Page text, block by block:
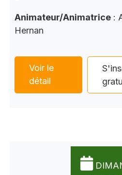
Animateur/Animatrice :
Hernan
Voir le
détail